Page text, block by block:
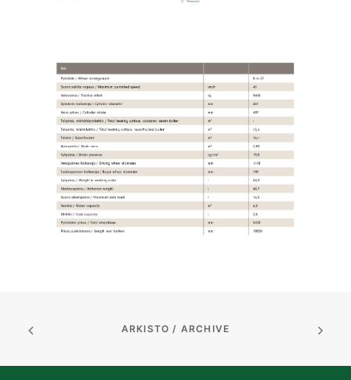
ARKISTO / ARCHIVE